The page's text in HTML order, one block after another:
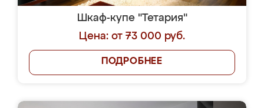
Шкаф-купе "Тетария"
Цена: от 73 000 руб.
ПОДРОБНЕЕ